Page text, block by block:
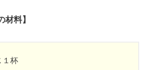
材料】
１杯